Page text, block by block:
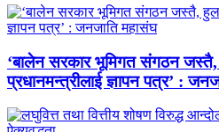
‘बालेन सरकार भूमिगत संगठन जस्तै,
प्रधानमन्त्रीलाई ज्ञापन पत्र’ :